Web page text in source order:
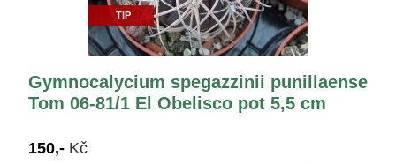
TIP
Gymnocalycium spegazzinii punillaense
Tom 06-81/1 El Obelisco pot 5,5 cm
150,- Kč